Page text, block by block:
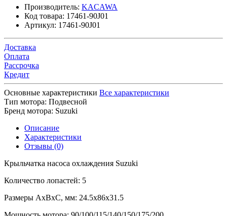
Производитель: KACAWA
Код товара: 17461-90J01
Артикул: 17461-90J01
Доставка
Оплата
Рассрочка
Кредит
Основные характеристики Все характеристики
Тип мотора: Подвесной
Бренд мотора: Suzuki
Описание
Характеристики
Отзывы (0)
Крыльчатка насоса охлаждения Suzuki
Количество лопастей: 5
Размеры AxBxC, мм: 24.5x86x31.5